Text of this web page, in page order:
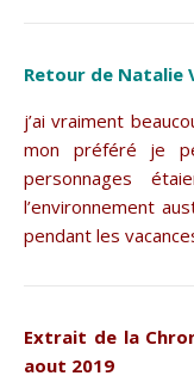
Retour de Natalie
j’ai vraiment
mon préféré je
personnages
l’environnement
pendant les
Extrait de la
aout 2019